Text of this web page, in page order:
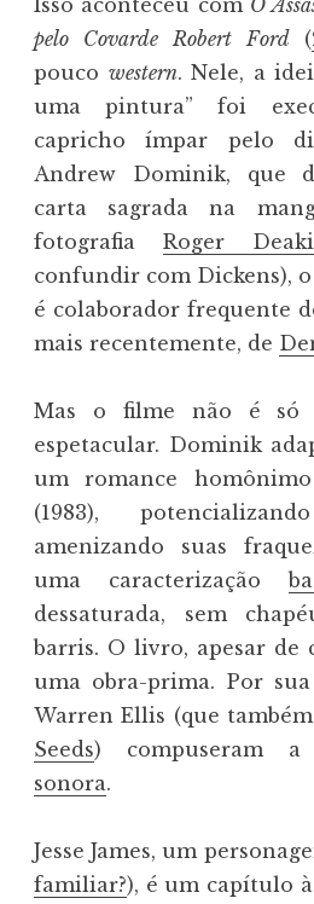
pelo Covarde Robert Ford(
pouco western. Nele, a
uma pintura” foi
capricho ímpar pelo
Andrew Dominik, que
carta sagrada na
fotografia Roger
confundir com Dickens),
é colaborador frequente
mais recentemente, de
Mas o filme não é só
espetacular. Dominik
um romance
(1983),
amenizando suas
uma caracterização
dessaturada, sem
barris. O livro, apesar de
uma obra-prima. Por
Warren Ellis (que
Seeds) compuseram
sonora.
Jesse James, um
familiar?), é um capítulo